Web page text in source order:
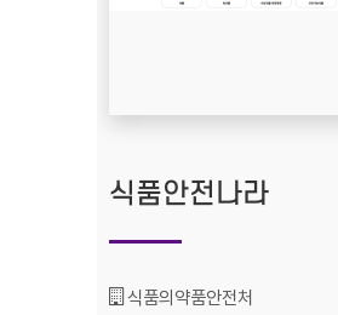
식품안전나라
기관명 :
식품의약품안전처